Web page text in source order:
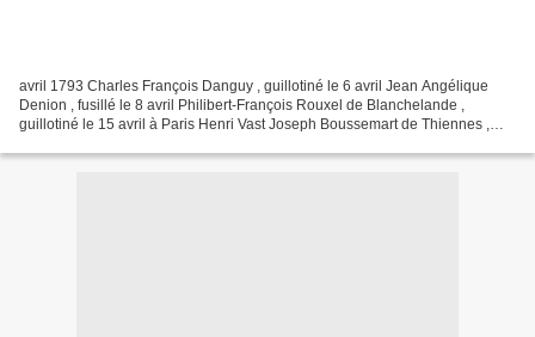
avril 1793 Charles François Danguy , guillotiné le 6 avril Jean Angélique
Denion , fusillé le 8 avril Philibert-François Rouxel de Blanchelande ,
guillotiné le 15 avril à Paris Henri Vast Joseph Boussemart de Thiennes ,